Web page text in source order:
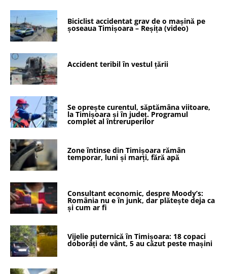
Biciclist accidentat grav de o mașină pe
șoseaua Timișoara – Reșița (video)
Accident teribil în vestul țării
Se oprește curentul, săptămâna viitoare,
la Timișoara și în județ. Programul
complet al întreruperilor
Zone întinse din Timișoara rămân
temporar, luni și marți, fără apă
Consultant economic, despre Moody’s:
România nu e în junk, dar plătește deja ca
și cum ar fi
Vijelie puternică în Timișoara: 18 copaci
doborâți de vânt, 5 au căzut peste mașini